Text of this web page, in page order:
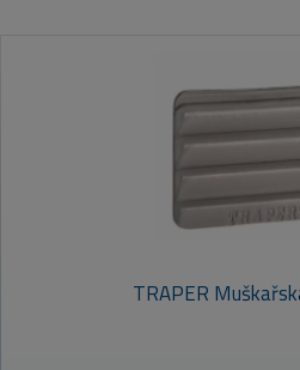
TRAPER